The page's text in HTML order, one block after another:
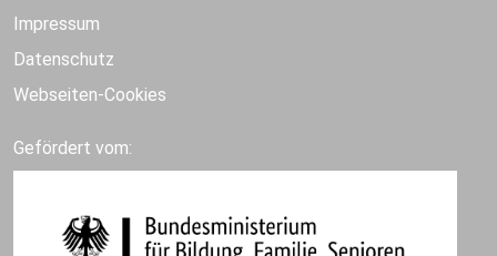
Impressum
Datenschutz
Webseiten-Cookies
Gefördert vom: